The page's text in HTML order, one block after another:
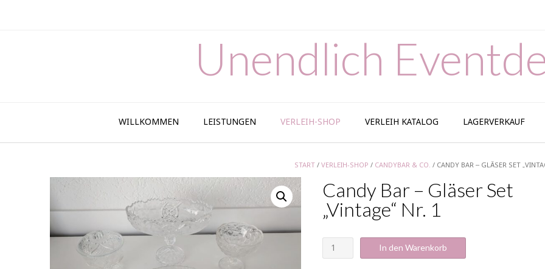
Unendlich
WILLKOMMEN LEISTUNGEN VERLEIH-SHOP VERLEIH KATALOG LAGERVERKAUF
START /VERLEIH-SHOP / CANDYBAR & CO. / CANDY BAR – GLÄSER SET
Candy Bar – Gläser Set
„Vintage“ Nr. 1
Candy
Bar
In den Warenkorb